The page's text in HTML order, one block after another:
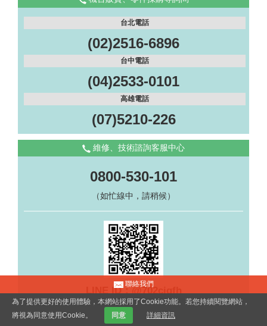
台北電話
(02)2516-6896
台中電話
(04)2533-0101
高雄電話
(07)5210-226
維修、技術諮詢客服中心
0800-530-101
（如忙線中，請稍候）
LINE ID：@702cjqfh
週一至週五 8:00～18:00
聯絡我們
為了提供更好的使用體驗，本網站採用了Cookie功能。若您持續閱覽網站，
將視為同意使用Cookie。
同意 詳細資訊